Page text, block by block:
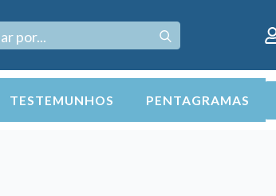
for:
TESTEMUNHOS PENTAGRAMAS